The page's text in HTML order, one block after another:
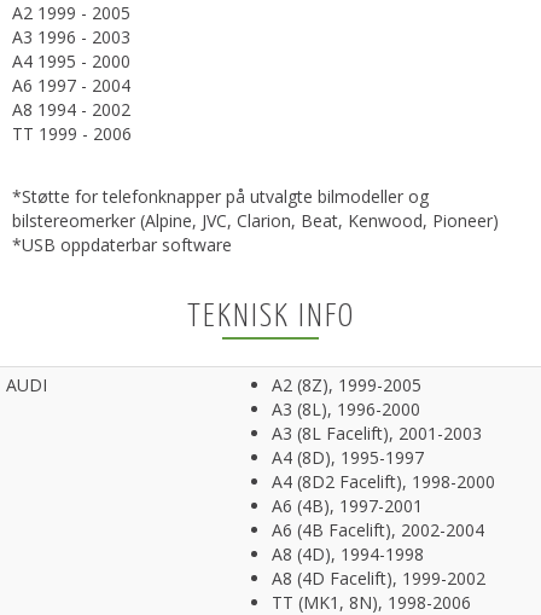
A2 1999 - 2005
A3 1996 - 2003
A4 1995 - 2000
A6 1997 - 2004
A8 1994 - 2002
TT 1999 - 2006
*Støtte for telefonknapper på utvalgte bilmodeller og
bilstereomerker (Alpine, JVC, Clarion, Beat, Kenwood, Pioneer)
*USB oppdaterbar software
TEKNISK INFO
AUDI
A2 (8Z), 1999-2005
A3 (8L), 1996-2000
A3 (8L Facelift), 2001-2003
A4 (8D), 1995-1997
A4 (8D2 Facelift), 1998-2000
A6 (4B), 1997-2001
A6 (4B Facelift), 2002-2004
A8 (4D), 1994-1998
A8 (4D Facelift), 1999-2002
TT (MK1, 8N), 1998-2006